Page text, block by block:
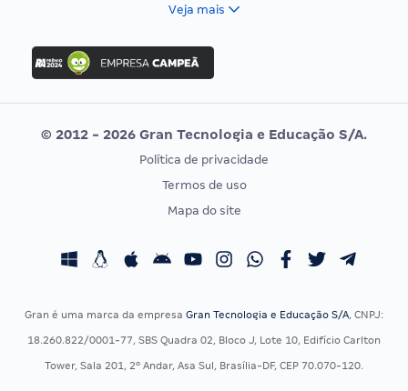
Concurso Ibama
Concurso MPU
Editais publicados
Vunesp
CONCURSOS POR PROFISSÃO
Concursos Fiscais
Concursos Saúde
EXAME DE ORDEM
Calendário OAB
Veja mais
© 2012 - 2026 Gran Tecnologia e Educação S/A.
Política de privacidade
Termos de uso
Mapa do site
Gran é uma marca da empresa Gran Tecnologia e Educação S/A, CNPJ:
18.260.822/0001-77, SBS Quadra 02, Bloco J, Lote 10, Edifício Carlton
Tower, Sala 201, 2º Andar, Asa Sul, Brasília-DF, CEP 70.070-120.